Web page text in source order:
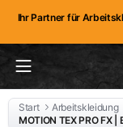
Ihr Partner für
Start Arbeitskleidung
MOTION TEX PRO FX